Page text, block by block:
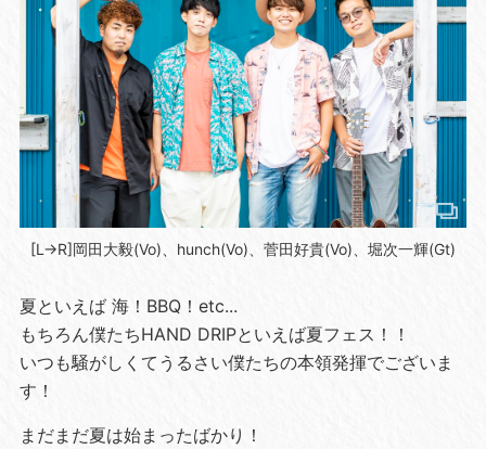
[L→R]岡田大毅(Vo)、hunch(Vo)、菅田好貴(Vo)、堀次一輝(Gt)
夏といえば 海！BBQ！etc...
もちろん僕たちHAND DRIPといえば夏フェス！！
いつも騒がしくてうるさい僕たちの本領発揮でございま
す！
まだまだ夏は始まったばかり！